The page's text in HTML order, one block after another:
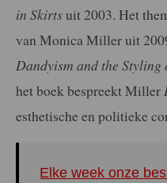
in Skirtsuit 2003. Het
van Monica Miller uit
Dandyism and the
het boek bespreekt Miller
esthetische en politieke
Elke week onze